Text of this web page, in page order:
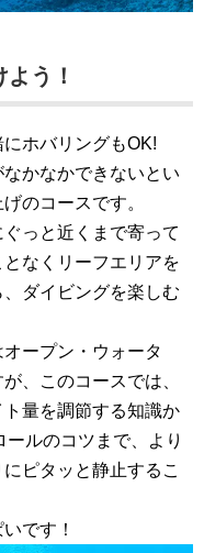
う！
ホバリングもOK!
かなかできないとい
のコースです。
っと近くまで寄って
なくリーフエリアを
ダイビングを楽しむ
ープン・ウォータ
、このコースでは、
量を調節する知識か
ルのコツまで、より
ピタッと静止するこ
です！